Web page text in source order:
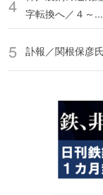
字転換へ／４～...
訃報／関根保彦氏